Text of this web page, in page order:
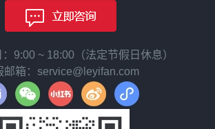
9:00 ~ 18:00（法定节假日休息）
邮箱：service@leyifan.com